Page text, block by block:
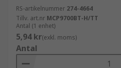
RS-artikelnummer 274-4664
Tillv. art.nr MCP9700BT-H/TT
Antal (1 enhet)
5,94 kr(exkl. moms)
Antal